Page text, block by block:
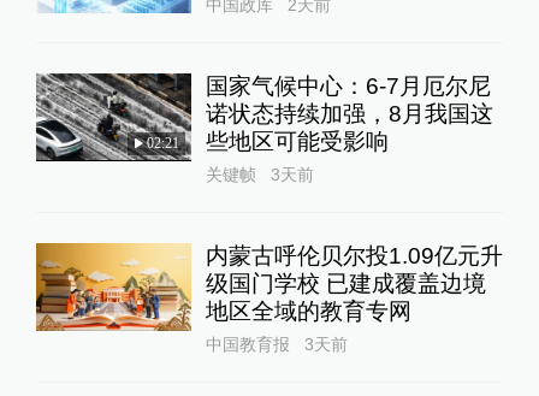
中国政库 2天前
02:21
国家气候中心：6-7月厄尔尼
诺状态持续加强，8月我国这
些地区可能受影响
关键帧 3天前
内蒙古呼伦贝尔投1.09亿元升
级国门学校 已建成覆盖边境
地区全域的教育专网
中国教育报 3天前